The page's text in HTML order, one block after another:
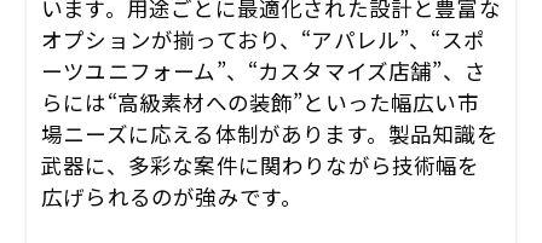
います。用途ごとに最適化された設計と豊富な
オプションが揃っており、“アパレル”、“スポ
ーツユニフォーム”、“カスタマイズ店舗”、さ
らには“高級素材への装飾”といった幅広い市
場ニーズに応える体制があります。製品知識を
武器に、多彩な案件に関わりながら技術幅を
広げられるのが強みです。